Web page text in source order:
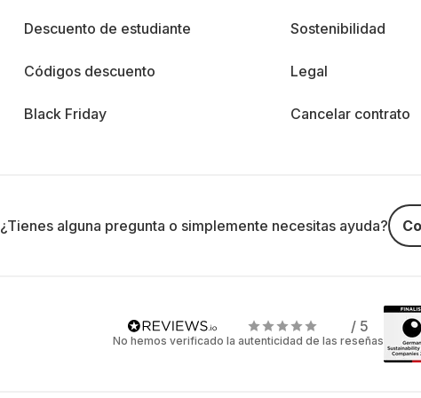
Descuento de estudiante
Códigos descuento
Black Friday
Sostenibilidad
Legal
Cancelar contrato
¿Tienes alguna pregunta o simplemente necesitas ayuda?
/ 5
No hemos verificado la autenticidad de las reseñas